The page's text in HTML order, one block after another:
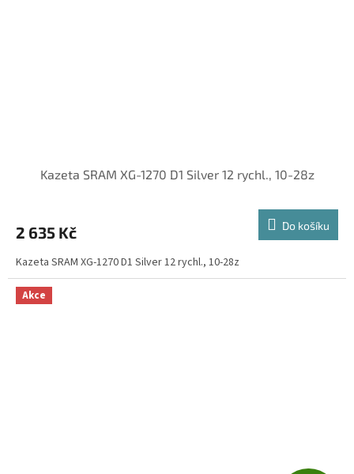
Kazeta SRAM XG-1270 D1 Silver 12 rychl., 10-28z
2 635 Kč Do košíku
Kazeta SRAM XG-1270 D1 Silver 12 rychl., 10-28z
Akce